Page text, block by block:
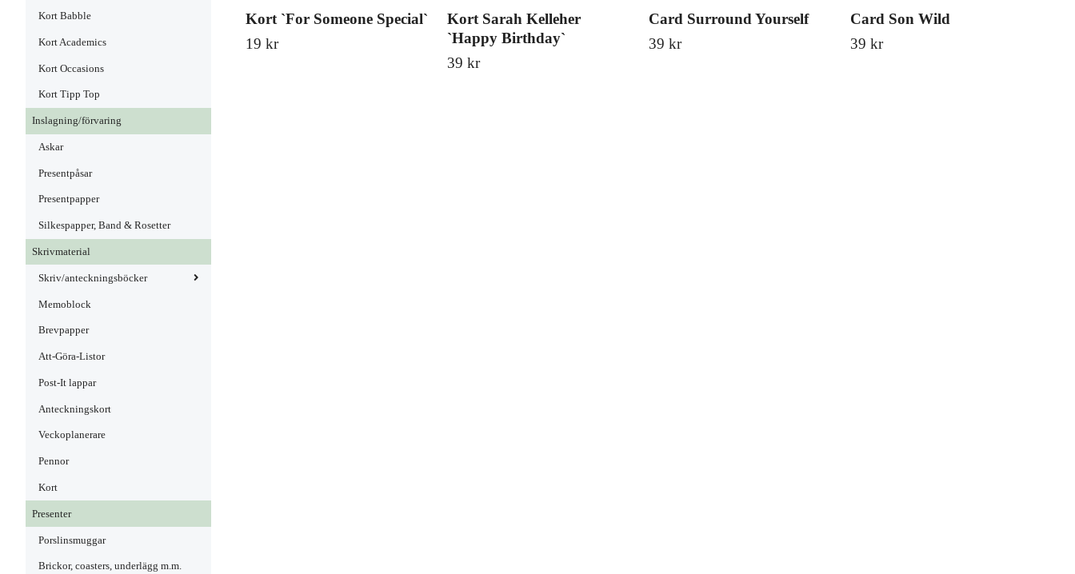
Kort Babble
Kort Academics
Kort Occasions
Kort Tipp Top
Inslagning/förvaring
Askar
Presentpåsar
Presentpapper
Silkespapper, Band & Rosetter
Skrivmaterial
Skriv/anteckningsböcker
Memoblock
Brevpapper
Att-Göra-Listor
Post-It lappar
Anteckningskort
Veckoplanerare
Pennor
Kort
Presenter
Porslinsmuggar
Brickor, coasters, underlägg m.m.
Kort `For Someone Special`
19 kr
Kort Sarah Kelleher
`Happy Birthday`
39 kr
Card Surround Yourself
39 kr
Card Son Wild
39 kr